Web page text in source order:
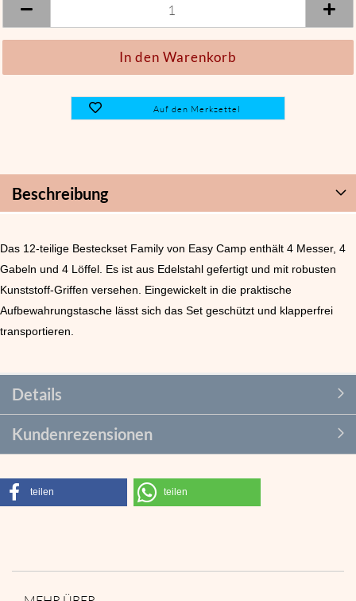
Auf den Merkzettel
Beschreibung
Das 12-teilige Besteckset Family von Easy Camp enthält 4 Messer, 4
Gabeln und 4 Löffel. Es ist aus Edelstahl gefertigt und mit robusten
Kunststoff-Griffen versehen. Eingewickelt in die praktische
Aufbewahrungstasche lässt sich das Set geschützt und klapperfrei
transportieren.
Details
Kundenrezensionen
teilen teilen